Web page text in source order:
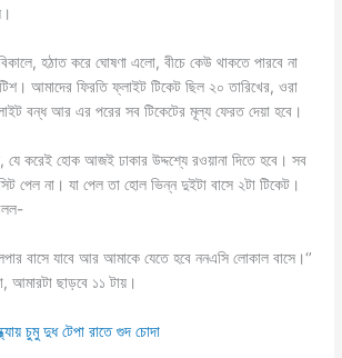
হঠাত করে ঘোষণা এলো, বীচে কেউ থাকতে পারবে না
আমাদের ফিরতি ফ্লাইট টিকেট ছিল ২০ তারিখের, ওরা
বন্ধ আর এর পরের সব টিকেটের মূল্য ফেরত দেয়া হবে।
যে করেই হোক আজই ঢাকার উদ্দশ্যে রওয়ানা দিতে হবে। সব
পেল না। যা পেল তা হোল ভিন্ন দুইটা বাসে ২টা টিকেট।
বাসে যাবে আর আমাকে যেতে হবে ননএসি লোকাল বাসে।‘’
আমারটা ছাড়বে ১১ টায়।
চুমু দুধ টেপা রাতে গুদ চোদা